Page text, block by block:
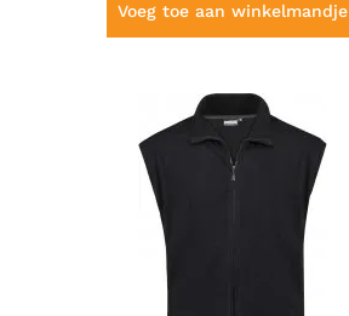
Voeg toe aan winkelmandje